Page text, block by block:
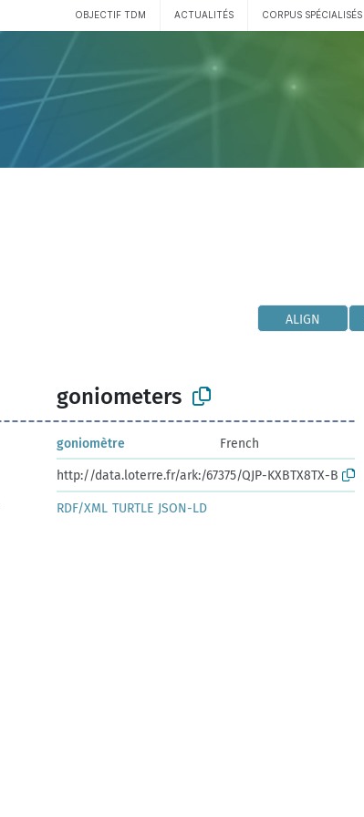
OBJECTIF TDM ACTUALITÉS CORPUS SPÉCIALISÉS
ALIGN
goniometers
goniomètre
French
http://data.loterre.fr/ark:/67375/QJP-KXBTX8TX-B
RDF/XML TURTLE JSON-LD